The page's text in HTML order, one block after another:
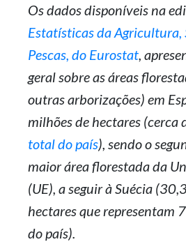
Os dados disponíveis na
Estatísticas da
Pescas, do Eurostat ,
geral sobre as áreas
outras arborizações) em
milhões de hectares (cerca
total do país), sendo o
maior área florestada da
(UE), a seguir à Suécia
hectares que representam
do país).